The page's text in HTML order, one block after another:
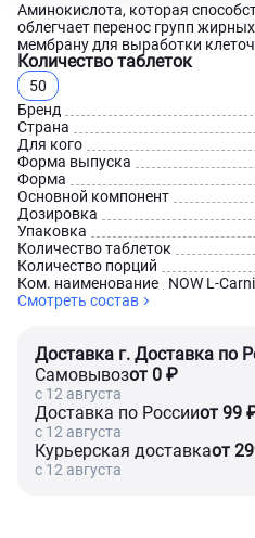
Аминокислота, которая
облегчает перенос групп
мембрану для выработки
Количество таблеток
50
Бренд
Страна
Для кого
Форма выпуска
Форма
Основной компонент
Дозировка
Упаковка
Количество таблеток
Количество порций
Ком. наименование
NOW L-
Смотреть состав
Доставка г. Доставка по
Самовывозот 0 ₽
c 12 августа
Доставка по Россииот 99
c 12 августа
Курьерская доставкаот
c 12 августа